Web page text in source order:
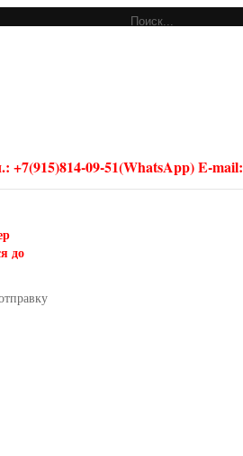
+7(915)814-09-51(WhatsApp) E-mail:
до